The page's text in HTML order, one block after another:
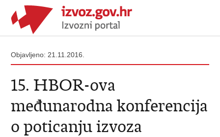
Objavljeno: 21.11.2016.
15. HBOR-ova
međunarodna konferencija
o poticanju izvoza